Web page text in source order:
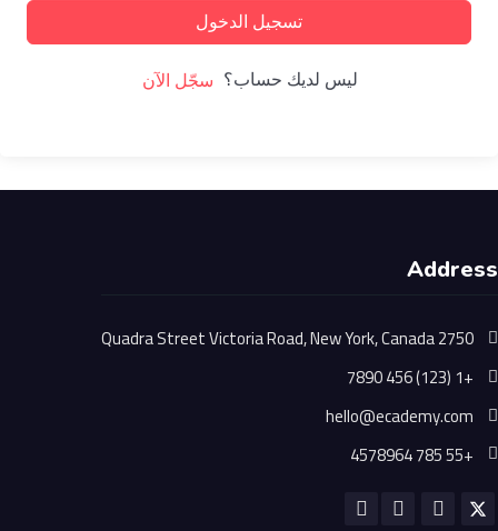
تسجيل الدخول
ليس لديك حساب؟ سجّل الآن
Address
2750 Quadra Street Victoria Road, New York, Canada
+1 (123) 456 7890
hello@ecademy.com
+55 785 4578964